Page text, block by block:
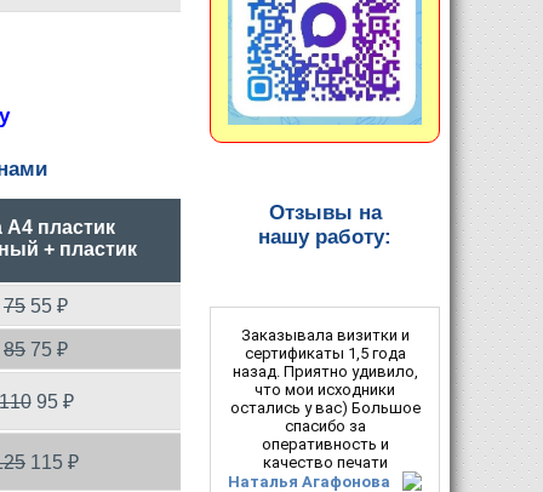
пластик
+ пластик
75 55 ₽
85 75 ₽
95 ₽
115 ₽
Отзывы на
нашу работу:
Наталья Агафонова
Заказывала визитки и
сертификаты 1,5 года
назад. Приятно удивило,
что мои исходники
остались у вас) Большое
спасибо за
оперативность и
качество печати